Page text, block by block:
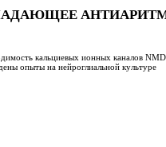
кальциевых ионных каналов
опыты на нейроглиальной культуре